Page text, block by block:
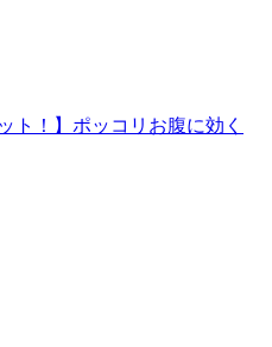
ト！】ポッコリお腹に効く